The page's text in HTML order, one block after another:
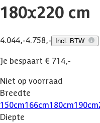
180x220 cm
4.044,-4.758,- Incl. BTW
Je bespaart € 714,-
Niet op voorraad
Breedte
150cm166cm180cm190cm
Diepte